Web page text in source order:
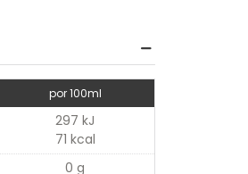
por 100ml
297 kJ
71 kcal
0 g